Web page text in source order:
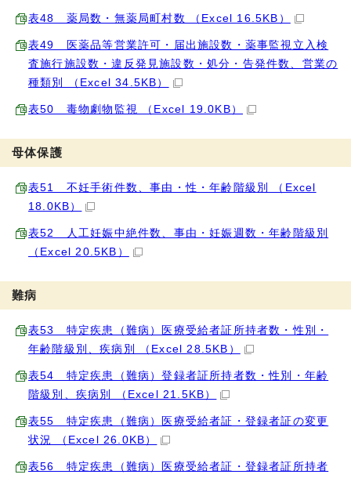
表48 薬局数・無薬局町村数 （Excel 16.5KB）
表49 医薬品等営業許可・届出施設数・薬事監視立入検
査施行施設数・違反発見施設数・処分・告発件数、営業の
種類別 （Excel 34.5KB）
表50 毒物劇物監視 （Excel 19.0KB）
母体保護
表51 不妊手術件数、事由・性・年齢階級別 （Excel
18.0KB）
表52 人工妊娠中絶件数、事由・妊娠週数・年齢階級別
（Excel 20.5KB）
難病
表53 特定疾患（難病）医療受給者証所持者数・性別・
年齢階級別、疾病別 （Excel 28.5KB）
表54 特定疾患（難病）登録者証所持者数・性別・年齢
階級別、疾病別 （Excel 21.5KB）
表55 特定疾患（難病）医療受給者証・登録者証の変更
状況 （Excel 26.0KB）
表56 特定疾患（難病）医療受給者証・登録者証所持者